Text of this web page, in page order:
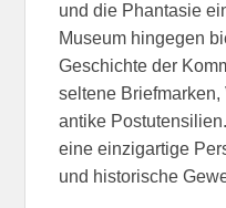
und die Phantasie
Museum hingegen
Geschichte der
seltene
antike
eine einzigartige
und historische